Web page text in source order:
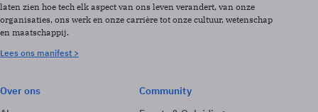
laten zien hoe tech elk aspect van ons leven verandert, van onze
organisaties, ons werk en onze carrière tot onze cultuur, wetenschap
en maatschappij.
Lees ons manifest >
Over ons
Community